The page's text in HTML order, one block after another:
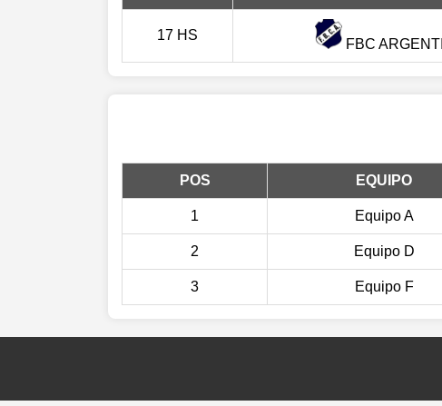
17 HS
FBC
POS EQUIPO
1 Equipo A
2 Equipo D
3 Equipo F